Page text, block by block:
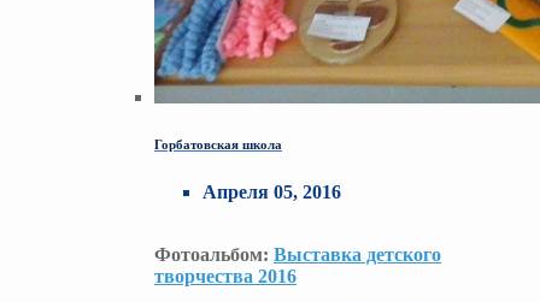
Горбатовская школа
Апреля 05, 2016
Фотоальбом: Выставка детского
творчества 2016